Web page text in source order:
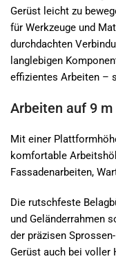
Gerüst leicht zu
für Werkzeuge und
durchdachten
langlebigen
effizientes Arbeiten –
Arbeiten auf 9
Mit einer
komfortable
Fassadenarbeiten,
Die rutschfeste
und Geländerrahmen
der präzisen
Gerüst auch bei voller